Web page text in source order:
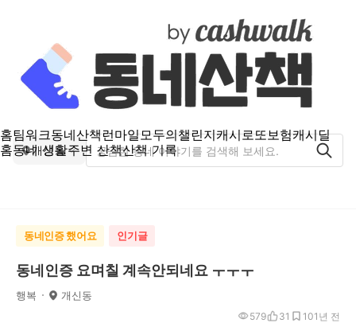
홈팀워크동네산책런마일모두의챌린지캐시로또보험캐시딜
홈동네 생활주변 산책산책 기록
개신동
동네인증 했어요 인기글
동네인증 요며칠 계속안되네요 ㅜㅜㅜ
행복 개신동
1년 전
579 31 10